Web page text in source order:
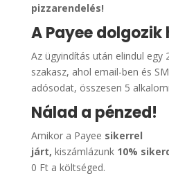
pizzarendelés!
A Payee
Az ügyindítás után elindul egy
szakasz, ahol email-ben és
adósodat, összesen 5
Nálad a pénzed!
Amikor a Payee sikerrel
járt, kiszámlázunk10%
0 Ft a költséged.